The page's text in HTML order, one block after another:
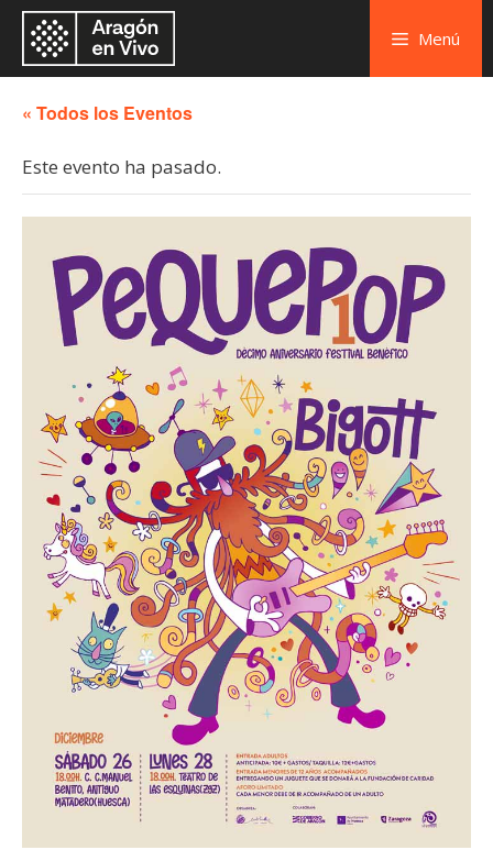
Menú
« Todos los Eventos
Este evento ha pasado.